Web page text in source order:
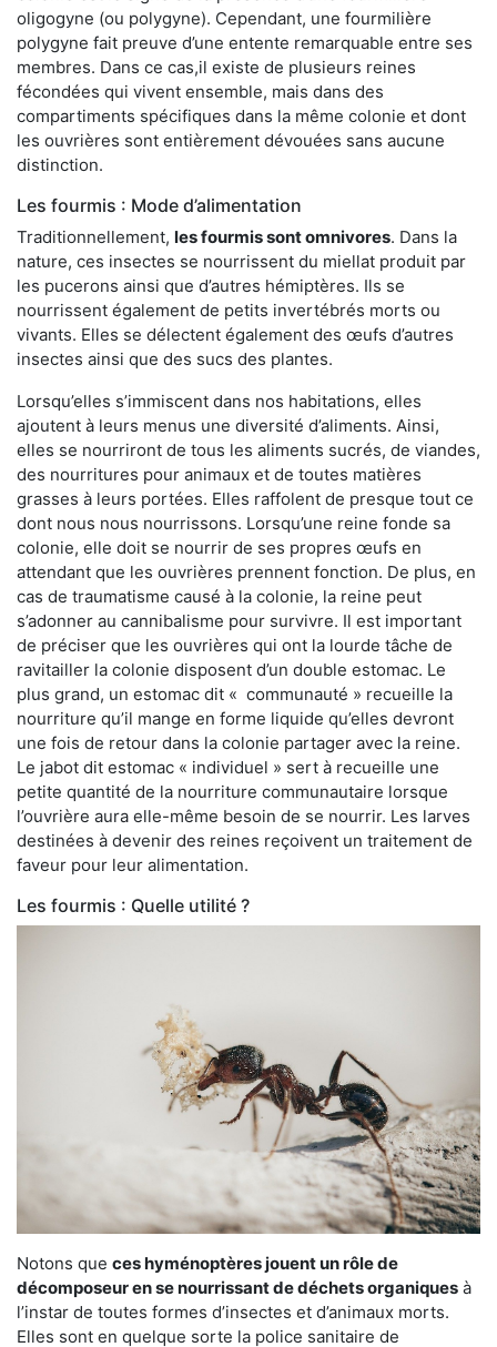
oligogyne (ou polygyne). Cependant, une fourmilière
polygyne fait preuve d’une entente remarquable entre ses
membres. Dans ce cas,il existe de plusieurs reines
fécondées qui vivent ensemble, mais dans des
compartiments spécifiques dans la même colonie et dont
les ouvrières sont entièrement dévouées sans aucune
distinction.
Les fourmis : Mode d’alimentation
Traditionnellement, les fourmis sont omnivores. Dans la
nature, ces insectes se nourrissent du miellat produit par
les pucerons ainsi que d’autres hémiptères. Ils se
nourrissent également de petits invertébrés morts ou
vivants. Elles se délectent également des œufs d’autres
insectes ainsi que des sucs des plantes.
Lorsqu’elles s’immiscent dans nos habitations, elles
ajoutent à leurs menus une diversité d’aliments. Ainsi,
elles se nourriront de tous les aliments sucrés, de viandes,
des nourritures pour animaux et de toutes matières
grasses à leurs portées. Elles raffolent de presque tout ce
dont nous nous nourrissons. Lorsqu’une reine fonde sa
colonie, elle doit se nourrir de ses propres œufs en
attendant que les ouvrières prennent fonction. De plus, en
cas de traumatisme causé à la colonie, la reine peut
s’adonner au cannibalisme pour survivre. Il est important
de préciser que les ouvrières qui ont la lourde tâche de
ravitailler la colonie disposent d’un double estomac. Le
plus grand, un estomac dit « communauté » recueille la
nourriture qu’il mange en forme liquide qu’elles devront
une fois de retour dans la colonie partager avec la reine.
Le jabot dit estomac « individuel » sert à recueille une
petite quantité de la nourriture communautaire lorsque
l’ouvrière aura elle-même besoin de se nourrir. Les larves
destinées à devenir des reines reçoivent un traitement de
faveur pour leur alimentation.
Les fourmis : Quelle utilité ?
Notons que ces hyménoptères jouent un rôle de
décomposeur en se nourrissant de déchets organiques à
l’instar de toutes formes d’insectes et d’animaux morts.
Elles sont en quelque sorte la police sanitaire de